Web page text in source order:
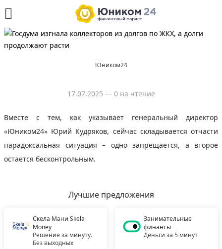
Юником24
17.07.2025 — 0 на чтение
Вместе с тем, как указывает генеральный директор
«Юником24» Юрий Кудряков, сейчас складывается отчасти
парадоксальная ситуация – одно запрещается, а второе
остается бесконтрольным.
Лучшие предложения
Скела Мани Skela
Money
Решение за минуту.
Без выходных
Занимательные
финансы
Деньги за 5 минут